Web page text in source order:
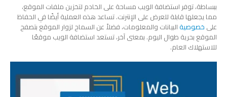
ببساطة، توفر استضافة الويب مساحة على الخادم لتخزين ملفات الموقع،
مما يجعلها قابلة للعرض على الإنترنت. تساعد هذه العملية أيضًا في الحفاظ
على خصوصية البيانات والمعلومات، فضلاً عن السماح لزوار الموقع بتصفح
الموقع بحرية طوال اليوم. بمعنى آخر، تستعد استضافة الويب موقعًا
للاستهلاك العام.